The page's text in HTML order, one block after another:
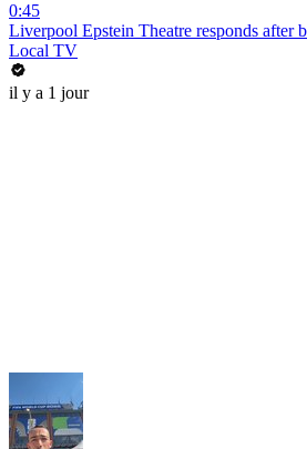
0:45
Liverpool Epstein Theatre responds after
Local TV
il y a 1 jour